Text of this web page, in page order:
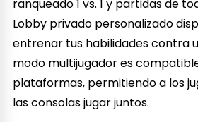
ranqueado 1 vs. 1 y partidas de
Lobby privado personalizado
entrenar tus habilidades contra
modo multijugador es
plataformas, permitiendo a los
las consolas jugar juntos.